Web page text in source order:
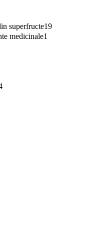
superfructe19
medicinale1